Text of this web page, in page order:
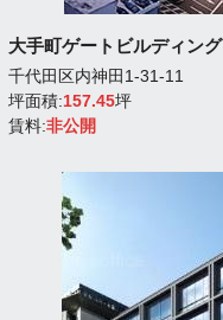
大手町ゲートビルディング
千代田区内神田1-31-11
坪面積:157.45坪
賃料:非公開